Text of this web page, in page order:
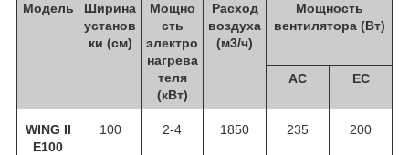
Модель
Ширина
установ
ки (см)
Мощно
сть
электро
нагрева
теля
(кВт)
Расход
воздуха
(м3/ч)
Мощность
вентилятора (Вт)
АС ЕС
WING II
E100
100 2-4 1850 235 200